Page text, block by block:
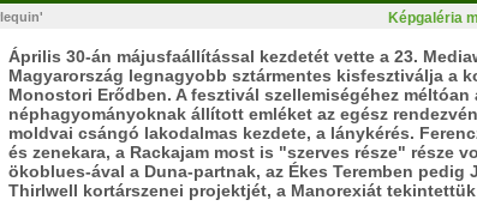
Képgaléria
Április 30-án májusfaállítással kezdetét vette a 23.
Magyarország legnagyobb sztármentes kisfesztiválja a
Monostori Erődben. A fesztivál szellemiségéhez méltóan
néphagyományoknak állított emléket az egész
moldvai csángó lakodalmas kezdete, a lánykérés.
és zenekara, a Rackajam most is "szerves része" része
ökoblues-ával a Duna-partnak, az Ékes Teremben pedig
Thirlwell kortárszenei projektjét, a Manorexiát tekintettük